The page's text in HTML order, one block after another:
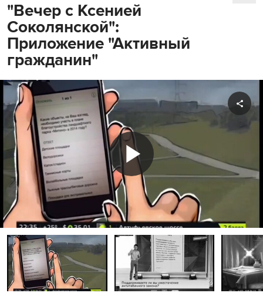
"Вечер с Ксенией
Соколянской":
Приложение "Активный
гражданин"
Play
Video